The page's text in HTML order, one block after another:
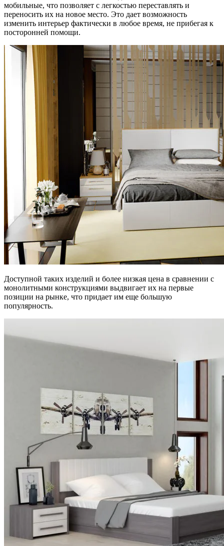
мобильные, что позволяет с легкостью переставлять и
переносить их на новое место. Это дает возможность
изменить интерьер фактически в любое время, не прибегая к
посторонней помощи.
Доступной таких изделий и более низкая цена в сравнении с
монолитными конструкциями выдвигает их на первые
позиции на рынке, что придает им еще большую
популярность.